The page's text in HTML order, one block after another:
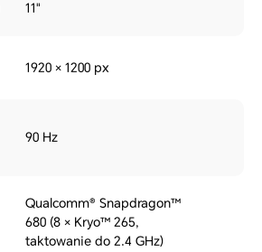
11"
1920 × 1200 px
90 Hz
Qualcomm® Snapdragon™
680 (8 × Kryo™ 265,
taktowanie do 2.4 GHz)